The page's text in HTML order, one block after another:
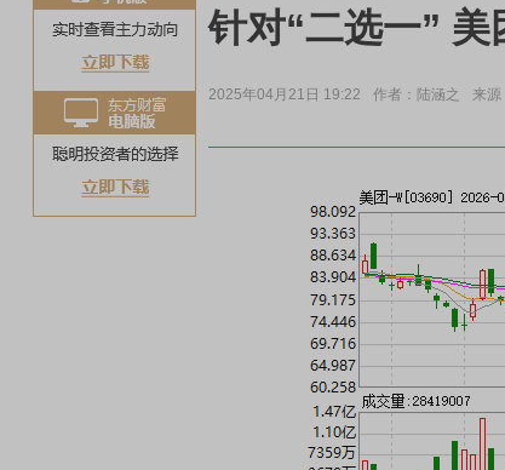
针对“二选一” 美
2025年04月21日 19:22 作者：陆涵之 来